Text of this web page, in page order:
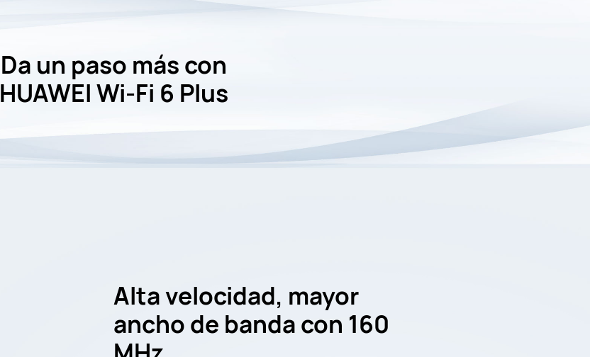
Da un paso más con
HUAWEI Wi-Fi 6 Plus
Alta velocidad, mayor
ancho de banda con 160